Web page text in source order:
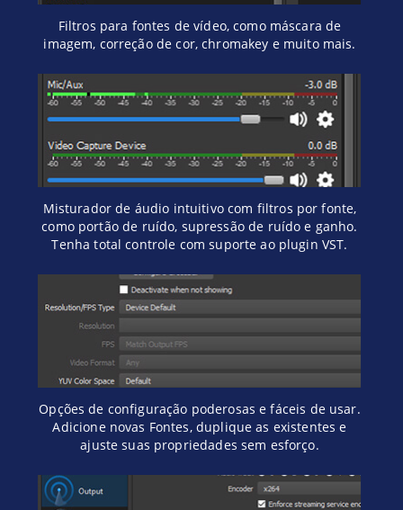
Filtros para fontes de vídeo, como máscara de
imagem, correção de cor, chromakey e muito mais.
Misturador de áudio intuitivo com filtros por fonte,
como portão de ruído, supressão de ruído e ganho.
Tenha total controle com suporte ao plugin VST.
Opções de configuração poderosas e fáceis de usar.
Adicione novas Fontes, duplique as existentes e
ajuste suas propriedades sem esforço.